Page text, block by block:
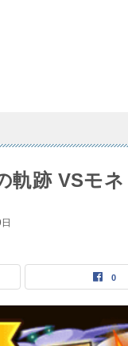
軌跡 VSモネ
0